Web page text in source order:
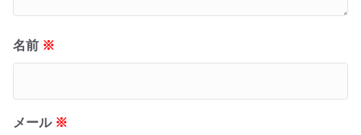
名前 ※
メール ※